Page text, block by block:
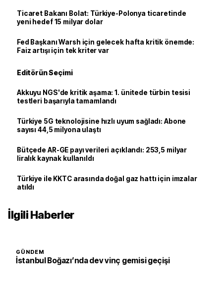
Ticaret Bakanı Bolat: Türkiye-Polonya ticaretinde
yeni hedef 15 milyar dolar
Fed Başkanı Warsh için gelecek hafta kritik önemde:
Faiz artışı için tek kriter var
Editörün Seçimi
Akkuyu NGS'de kritik aşama: 1. ünitede türbin tesisi
testleri başarıyla tamamlandı
Türkiye 5G teknolojisine hızlı uyum sağladı: Abone
sayısı 44,5 milyona ulaştı
Bütçede AR-GE payı verileri açıklandı: 253,5 milyar
liralık kaynak kullanıldı
Türkiye ile KKTC arasında doğal gaz hattı için imzalar
atıldı
İlgili Haberler
GÜNDEM
İstanbul Boğazı’nda dev vinç gemisi geçişi